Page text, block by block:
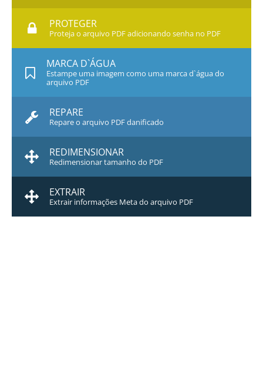
PROTEGER
Proteja o arquivo PDF adicionando senha no PDF
MARCA D`ÁGUA
Estampe uma imagem como uma marca d`água do
arquivo PDF
REPARE
Repare o arquivo PDF danificado
REDIMENSIONAR
Redimensionar tamanho do PDF
EXTRAIR
Extrair informações Meta do arquivo PDF